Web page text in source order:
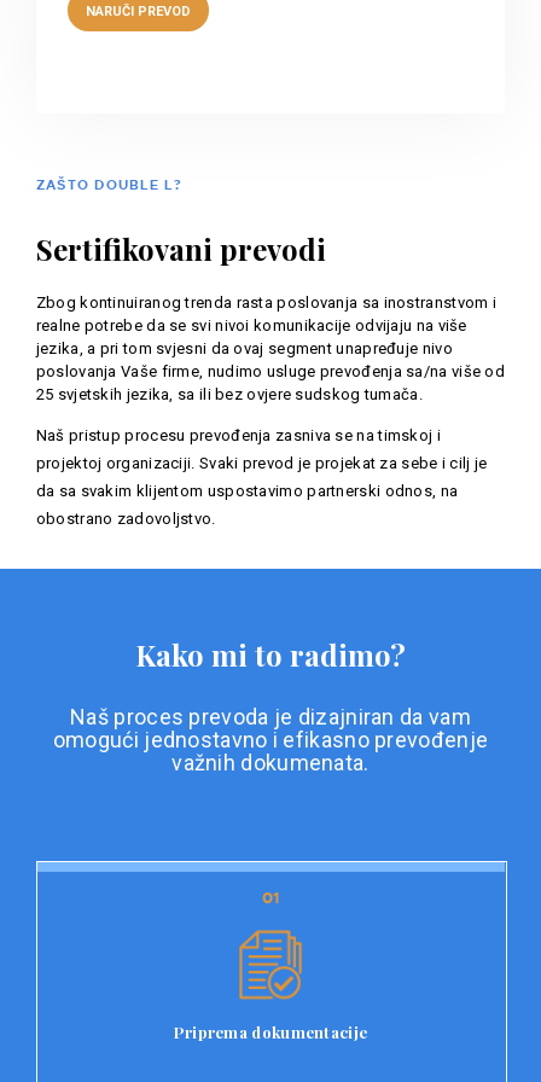
ZAŠTO DOUBLE L?
Sertifikovani prevodi
Zbog kontinuiranog trenda rasta poslovanja sa inostranstvom i
realne potrebe da se svi nivoi komunikacije odvijaju na više
jezika, a pri tom svjesni da ovaj segment unapređuje nivo
poslovanja Vaše firme, nudimo usluge prevođenja sa/na više od
25 svjetskih jezika, sa ili bez ovjere sudskog tumača.
Naš pristup procesu prevođenja zasniva se na timskoj i
projektoj organizaciji. Svaki prevod je projekat za sebe i cilj je
da sa svakim klijentom uspostavimo partnerski odnos, na
obostrano zadovoljstvo.
Kako mi to radimo?
Naš proces prevoda je dizajniran da vam
omogući jednostavno i efikasno prevođenje
važnih dokumenata.
01
Priprema dokumentacije
01
Prvi korak u našem procesu prevoda je priprema
dokumentacije. Korisnici jednostavno učitavaju svoje
dokumenta, kao i specifične zahtjeve za prevod.